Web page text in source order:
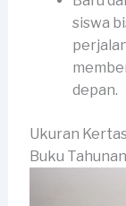
siswa
depan.
Ukuran
Buku